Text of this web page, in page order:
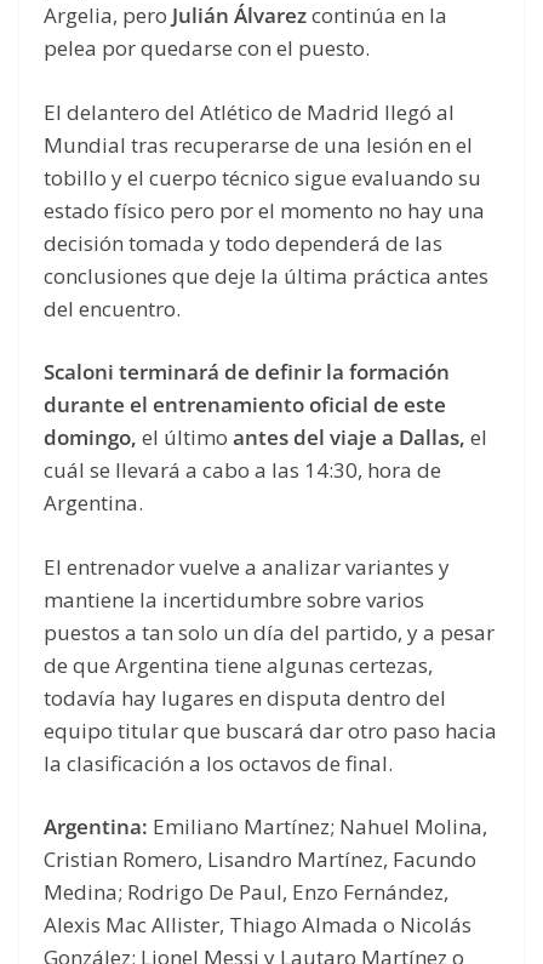
Argelia, pero Julián Álvarezcontinúa en la
pelea por quedarse con el puesto.
El delantero del Atlético de Madrid llegó al
Mundial tras recuperarse de una lesión en el
tobillo y el cuerpo técnico sigue evaluando su
estado físico pero por el momento no hay una
decisión tomada y todo dependerá de las
conclusiones que deje la última práctica antes
del encuentro.
Scaloni terminará de definir la formación
durante el entrenamiento oficial de este
domingo, el último antes del viaje a Dallas, el
cuál se llevará a cabo a las 14:30, hora de
Argentina.
El entrenador vuelve a analizar variantes y
mantiene la incertidumbre sobre varios
puestos a tan solo un día del partido, y a pesar
de que Argentina tiene algunas certezas,
todavía hay lugares en disputa dentro del
equipo titular que buscará dar otro paso hacia
la clasificación a los octavos de final.
Argentina: Emiliano Martínez; Nahuel Molina,
Cristian Romero, Lisandro Martínez, Facundo
Medina; Rodrigo De Paul, Enzo Fernández,
Alexis Mac Allister, Thiago Almada o Nicolás
González; Lionel Messi y Lautaro Martínez o